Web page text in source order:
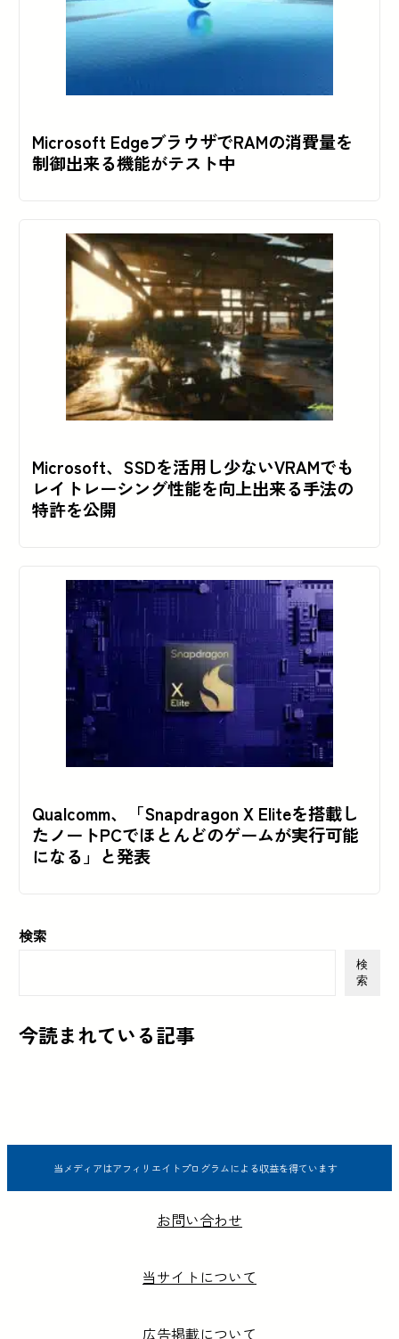
Microsoft EdgeブラウザでRAMの消費量を
制御出来る機能がテスト中
Microsoft、SSDを活用し少ないVRAMでも
レイトレーシング性能を向上出来る手法の
特許を公開
Qualcomm、「Snapdragon X Eliteを搭載し
たノートPCでほとんどのゲームが実行可能
になる」と発表
検索
検
索
今読まれている記事
当メディアはアフィリエイトプログラムによる収益を得ています
お問い合わせ
当サイトについて
広告掲載について